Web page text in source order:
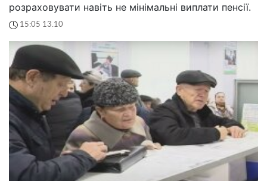
розраховувати навіть не мінімальні виплати пенсії.
15:05 13.10